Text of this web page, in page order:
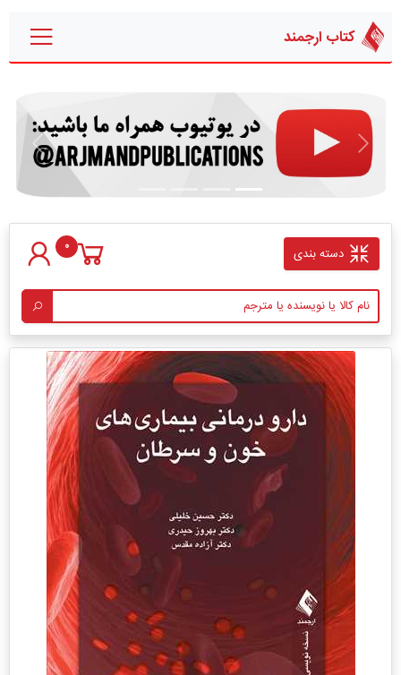
کتاب ارجمند
قبلی بعدی
دسته بندی 0